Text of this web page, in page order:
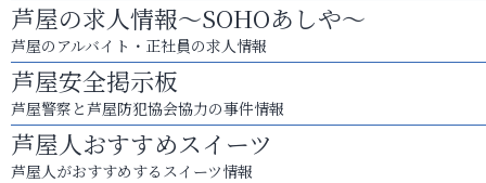
芦屋の求人情報～SOHOあしや～
芦屋のアルバイト・正社員の求人情報
芦屋安全掲示板
芦屋警察と芦屋防犯協会協力の事件情報
芦屋人おすすめスイーツ
芦屋人がおすすめするスイーツ情報